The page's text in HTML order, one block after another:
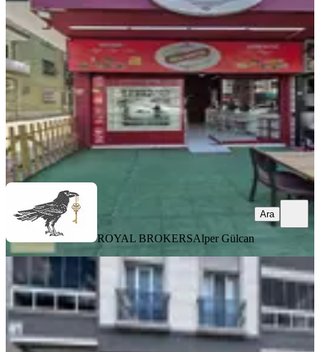
Ankara, Altındağ
3 Oda· 90 m² ·Düz Giriş (Zemin)·08.08.2026
60.000 ₺
ROYAL BROKERSAlper Gülcan
Ara
ROYAL BROKERSAlper Gülcan
Ara
Kc Emlak’tan Cadde Üzerı 260 M2
Kurumsala Da Uygun Kiralık
Dükkan
Ankara, Sincan